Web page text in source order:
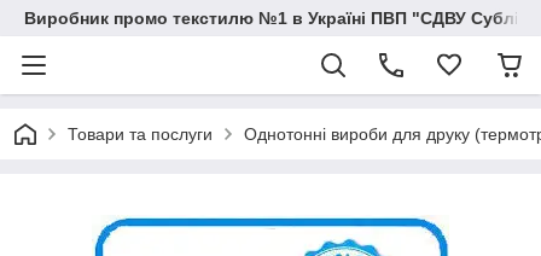
Виробник промо текстилю №1 в Україні ПВП "СДВУ
Товари та послуги Однотонні вироби для друку